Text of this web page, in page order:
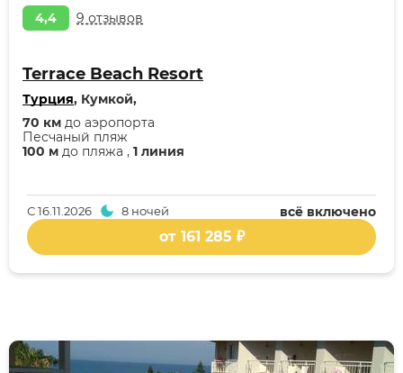
4,4 9 отзывов
Terrace Beach Resort
Турция, Кумкой,
100 м до пляжа , 1 линия
Песчаный пляж
70 км до аэропорта
всё включено
С16.11.2026 8 ночей
от 161 285 ₽